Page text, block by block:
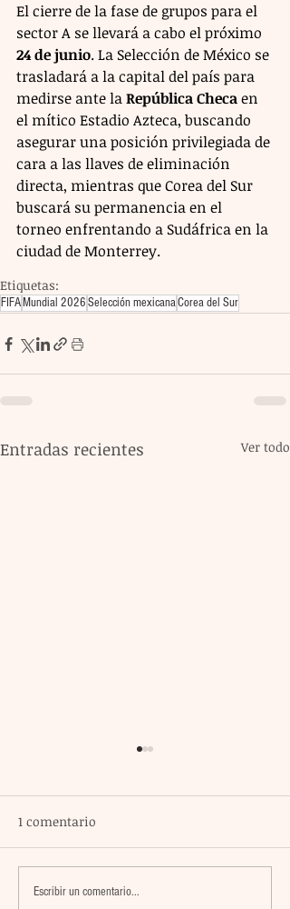
El cierre de la fase de grupos para el
sector A se llevará a cabo el próximo
24 de junio. La Selección de México se
trasladará a la capital del país para
medirse ante la República Checa en
el mítico Estadio Azteca, buscando
asegurar una posición privilegiada de
cara a las llaves de eliminación
directa, mientras que Corea del Sur
buscará su permanencia en el
torneo enfrentando a Sudáfrica en la
ciudad de Monterrey.
Etiquetas:
FIFAMundial 2026Selección mexicanaCorea del Sur
Entradas recientes Ver todo
El atacante argentino
1 comentario
Escribir un comentario...